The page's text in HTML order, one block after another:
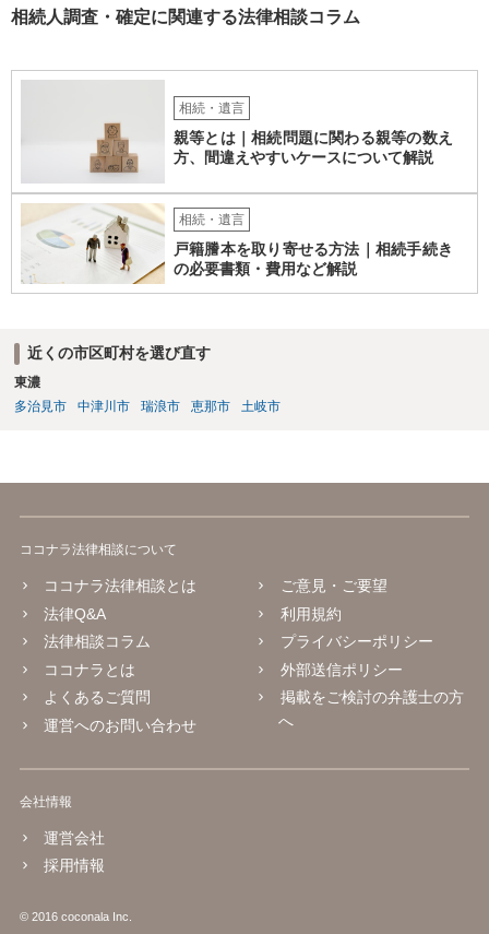
相続人調査・確定に関連する法律相談コラム
相続・遺言
親等とは｜相続問題に関わる親等の数え
方、間違えやすいケースについて解説
相続・遺言
戸籍謄本を取り寄せる方法｜相続手続き
の必要書類・費用など解説
近くの市区町村を選び直す
東濃
多治見市
中津川市 瑞浪市 恵那市 土岐市
ココナラ法律相談について
ココナラ法律相談とは
法律Q&A
法律相談コラム
ココナラとは
よくあるご質問
運営へのお問い合わせ
ご意見・ご要望
利用規約
プライバシーポリシー
外部送信ポリシー
掲載をご検討の弁護士の方
へ
会社情報
運営会社
採用情報
© 2016 coconala Inc.